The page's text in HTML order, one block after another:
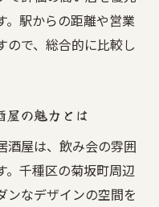
屋の選び方ポイン
た居酒屋の見極め
げる菊坂町の楽し
。駅からの距離や営業
ので、総合的に比較し
屋の魅力とは
酒屋は、飲み会の雰囲
。千種区の菊坂町周辺
ンなデザインの空間を